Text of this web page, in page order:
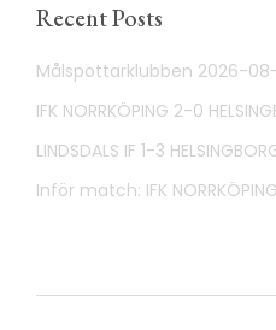
Recent Posts
Målspottarklubben 2026-
IFK NORRKÖPING 2-0
LINDSDALS IF 1-3
Inför match: IFK